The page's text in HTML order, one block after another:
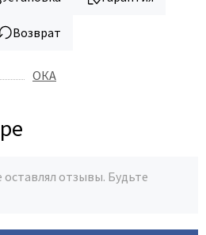
Возврат
ОКА
отзывы. Будьте